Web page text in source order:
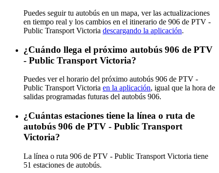
Puedes seguir tu autobús en un mapa, ver las actualizaciones
en tiempo real y los cambios en el itinerario de 906 de PTV -
Public Transport Victoria descargando la aplicación.
¿Cuándo llega el próximo autobús 906 de PTV
- Public Transport Victoria?
Puedes ver el horario del próximo autobús 906 de PTV -
Public Transport Victoria en la aplicación, igual que la hora de
salidas programadas futuras del autobús 906.
¿Cuántas estaciones tiene la línea o ruta de
autobús 906 de PTV - Public Transport
Victoria?
La línea o ruta 906 de PTV - Public Transport Victoria tiene
51 estaciones de autobús.